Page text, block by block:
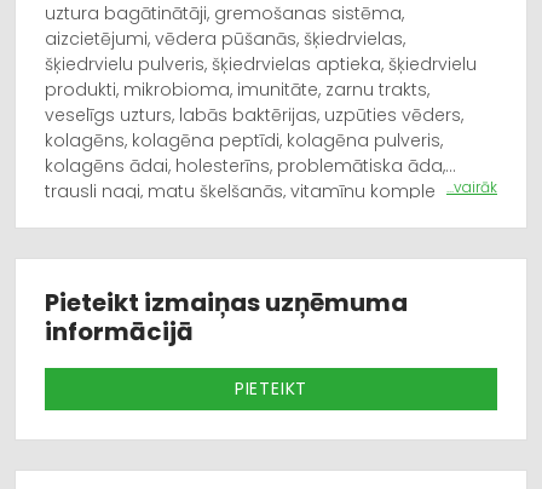
uztura bagātinātāji, gremošanas sistēma,
aizcietējumi, vēdera pūšanās, šķiedrvielas,
šķiedrvielu pulveris, šķiedrvielas aptieka, šķiedrvielu
produkti, mikrobioma, imunitāte, zarnu trakts,
veselīgs uzturs, labās baktērijas, uzpūties vēders,
kolagēns, kolagēna peptīdi, kolagēna pulveris,
kolagēns ādai, holesterīns, problemātiska āda,
trausli nagi, matu šķelšanās, vitamīnu komplekss,...vairāk
Pieteikt izmaiņas uzņēmuma
informācijā
PIETEIKT